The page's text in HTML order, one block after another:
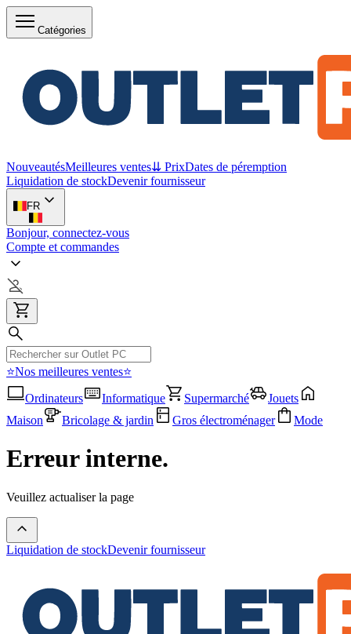
Catégories
NouveautésMeilleures ventes⇊ PrixDates de péremption
Liquidation de stockDevenir fournisseur
FR
Bonjour, connectez-vous
Compte et commandes
⭐Nos meilleures ventes⭐
Ordinateurs
Informatique Supermarché
Jouets
Maison
Bricolage & jardin Gros électroménager Mode
Erreur interne.
Veuillez actualiser la page
Liquidation de stockDevenir fournisseur